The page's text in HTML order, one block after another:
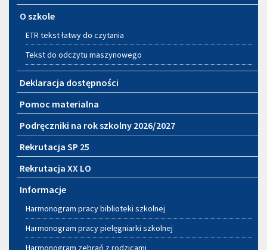
O szkole
ETR tekst łatwy do czytania
Tekst do odczytu maszynowego
Deklaracja dostępności
Pomoc materialna
Podręczniki na rok szkolny 2026/2027
Rekrutacja SP 25
Rekrutacja XX LO
Informacje
Harmonogram pracy biblioteki szkolnej
Harmonogram pracy pielęgniarki szkolnej
Harmonogram zebrań z rodzicami